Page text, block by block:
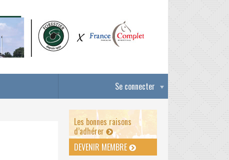
Se connecter
Les bonnes raisons
d’adhérer
DEVENIR MEMBRE